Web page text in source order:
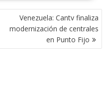
Venezuela: Cantv finaliza
modernización de centrales
en Punto Fijo